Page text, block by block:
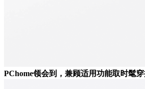
PChome领会到，兼顾适用功能取时髦